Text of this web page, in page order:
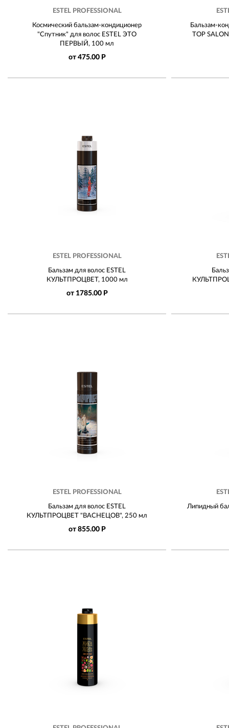
ESTEL PROFESSIONAL
Космический бальзам-кондиционер
"Спутник" для волос ESTEL ЭТО
ПЕРВЫЙ, 100 мл
от 475.00 Р
Бальзам-
TOP
ESTEL PROFESSIONAL
Бальзам для волос ESTEL
КУЛЬТПРОЦВЕТ, 1000 мл
от 1785.00 Р
ESTEL PROFESSIONAL
Бальзам для волос ESTEL
КУЛЬТПРОЦВЕТ "ВАСНЕЦОВ", 250 мл
от 855.00 Р
Липидный